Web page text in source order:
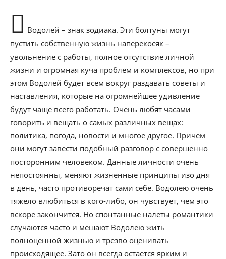
Водолей – знак зодиака. Эти болтуны могут
пустить собственную жизнь наперекосяк –
увольнение с работы, полное отсутствие личной
жизни и огромная куча проблем и комплексов, но при
этом Водолей будет всем вокруг раздавать советы и
наставления, которые на огромнейшее удивление
будут чаще всего работать. Очень любят часами
говорить и вещать о самых различных вещах:
политика, погода, новости и многое другое. Причем
они могут завести подобный разговор с совершенно
посторонним человеком. Данные личности очень
непостоянны, меняют жизненные принципы изо дня
в день, часто противоречат сами себе. Водолею очень
тяжело влюбиться в кого-либо, он чувствует, чем это
вскоре закончится. Но спонтанные налеты романтики
случаются часто и мешают Водолею жить
полноценной жизнью и трезво оценивать
происходящее. Зато он всегда остается ярким и